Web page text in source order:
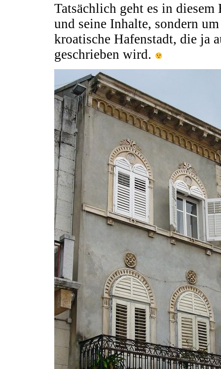
Tatsächlich geht es in
und seine Inhalte, sondern
kroatische Hafenstadt, die ja
geschrieben wird.